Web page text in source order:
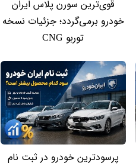
قوی‌ترین سورن پلاس ایران
خودرو برمی‌گردد؛ جزئیات نسخه
توربو CNG
پرسودترین خودرو در ثبت نام